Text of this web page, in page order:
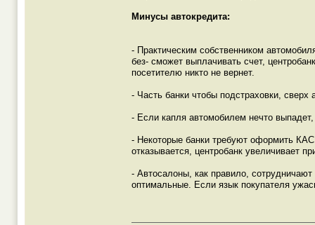
Минусы автокредита:
- Практическим собственником
без- сможет выплачивать счет,
посетителю никто не вернет.
- Часть банки чтобы подстраховки,
- Если капля автомобилем нечто
- Некоторые банки требуют оформить
отказывается, центробанк увеличивает
- Автосалоны, как правило,
оптимальные. Если язык покупателя